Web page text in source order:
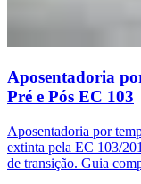
Aposentadoria
Pré e Pós EC 103
Aposentadoria por
extinta pela EC 103/
de transição. Guia